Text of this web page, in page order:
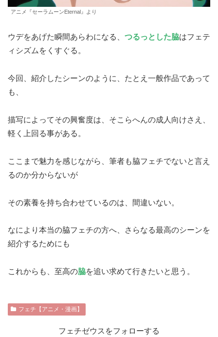
アニメ『セーラムーンEternal』より
ウデをあげた瞬間あらわになる、 つるっとした脇はフェテ
ィシズムをくすぐる。
今回、紹介したシーンのように、たとえ一般作品であって
も、
描写によってその興奮度は、そこらへんの成人向けさえ、
軽く上回る事がある。
ここまで魅力を感じながら、筆者も脇フェチでないと言え
るのか分からないが
その素養を持ち合わせているのは、間違いない。
なにより本当の脇フェチの方へ、さらなる最高のシーンを
紹介するためにも
これからも、至高の脇を追い求めて行きたいと思う。
フェチ【アニメ・漫画】
フェチゼウスをフォローする